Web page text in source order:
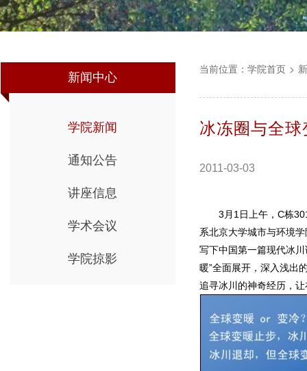
新闻中心
学院新闻
通知公告
讲座信息
学术会议
学院掠影
当前位置： 学院首页 >
冰冻圈与全
2011-03-03
3月1日上午，C栋301
系北京大学城市与环境
写下中国第一篇现代冰
暖”全面展开，深入浅出
追寻冰川的神奇经历，